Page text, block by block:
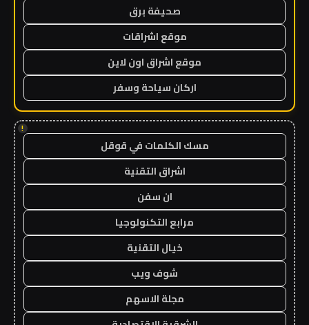
صحيفة برق
موقع اشراقات
موقع اشراق اون لاين
اركان سياحة وسفر
!
مسك الكلمات في قوقل
اشراق التقنية
ان سفن
مرابع التكنولوجيا
خيال التقنية
شوف ويب
مجلة الاسهم